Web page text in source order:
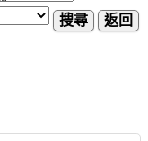
搜尋 返回